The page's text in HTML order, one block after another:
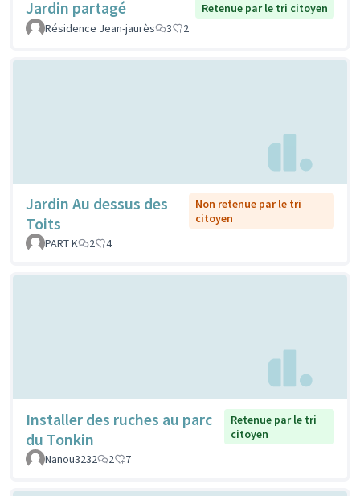
Jardin partagé
Retenue par le tri citoyen
Résidence Jean-jaurès
3 2
Jardin Au dessus des
Toits
Non retenue par le tri
citoyen
PART K
2 4
Installer des ruches au parc
du Tonkin
Retenue par le tri
citoyen
Nanou3232
2 7